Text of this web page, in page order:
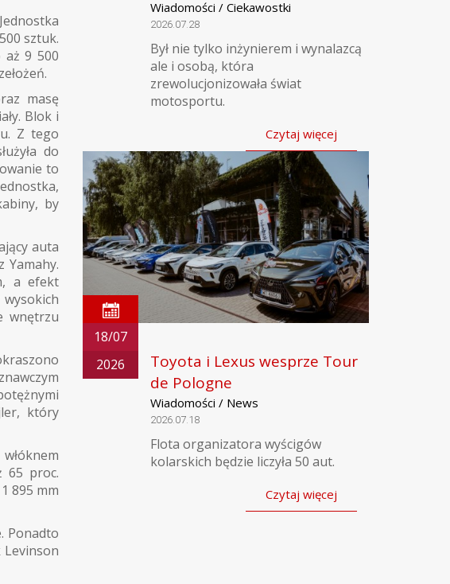
sztuk.
aż 9 500
masę
Blok i
Z tego
do
to
by
auta
Yamahy.
a efekt
wnętrzu
który
65 proc.
895 mm
Ponadto
Levinson
Wiadomości / Ciekawostki
2026.07.28
Był nie tylko inżynierem i wynalazcą
ale i osobą, która
zrewolucjonizowała świat
motosportu.
Czytaj więcej
18/07
2026
Toyota i Lexus wesprze Tour
de Pologne
Wiadomości / News
2026.07.18
Flota organizatora wyścigów
kolarskich będzie liczyła 50 aut.
Czytaj więcej